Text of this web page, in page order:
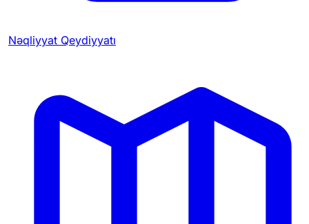
Nəqliyyat Qeydiyyatı